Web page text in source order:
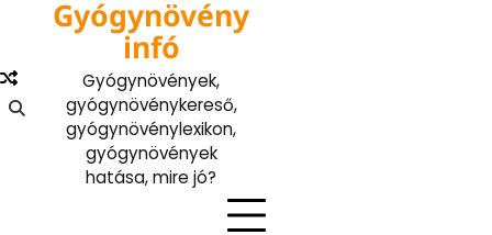
content
Gyógynövény
infó
Gyógynövények,
gyógynövénykereső,
gyógynövénylexikon,
gyógynövények
hatása, mire jó?